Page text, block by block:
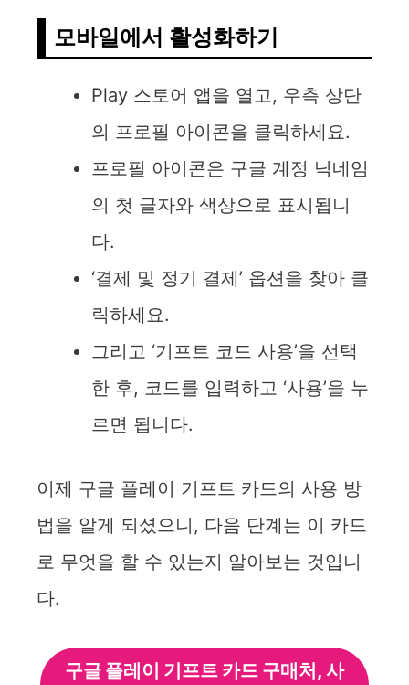
모바일에서 활성화하기
Play 스토어 앱을 열고, 우측 상단
의 프로필 아이콘을 클릭하세요.
프로필 아이콘은 구글 계정 닉네임
의 첫 글자와 색상으로 표시됩니
다.
‘결제 및 정기 결제’ 옵션을 찾아 클
릭하세요.
그리고 ‘기프트 코드 사용’을 선택
한 후, 코드를 입력하고 ‘사용’을 누
르면 됩니다.
이제 구글 플레이 기프트 카드의 사용 방
법을 알게 되셨으니, 다음 단계는 이 카드
로 무엇을 할 수 있는지 알아보는 것입니
다.
구글 플레이 기프트 카드 구매처, 사